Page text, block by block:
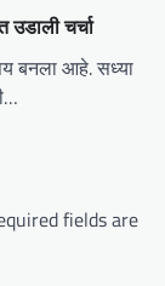
उडाली चर्चा
बनला आहे. सध्या
fields are